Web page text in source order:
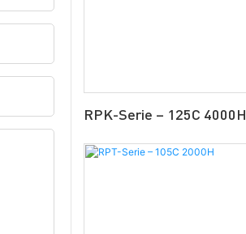
RPK-Serie – 125C 4000H